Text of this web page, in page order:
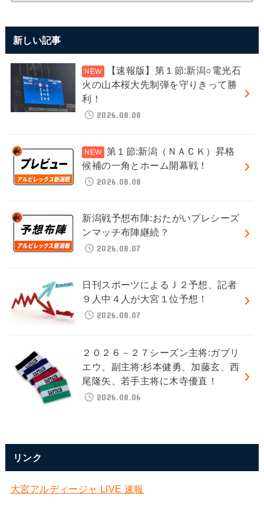
新しい記事
【速報版】第１節:新潟○電光石
火の山本桜大先制弾を守りきって勝
利！
2026.08.08
第１節:新潟（ＮＡＣＫ）昇格
候補の一角とホーム開幕戦！
2026.08.08
新潟戦予想布陣:おたがいプレシーズ
ンマッチ布陣継続？
2026.08.07
日刊スポーツによるＪ２予想、記者
９人中４人が大宮１位予想！
2026.08.07
２０２６－２７シーズン主将:ガブリ
エウ、副主将:杉本健勇、加藤玄、西
尾隆矢、若手主将に木寺優直！
2026.08.06
リンク
大宮アルディージャ LIVE 速報